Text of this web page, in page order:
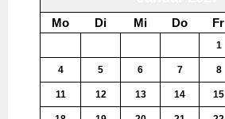
Mo Di Mi Do Fr
1
4 5 6 7 8
11 12 13 14 15